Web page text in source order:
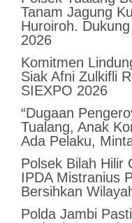
Tanam Jagung
Huroiroh.
2026
Komitmen
Siak Afni Zulkifli
SIEXPO 2026
“Dugaan
Tualang, Anak
Ada Pelaku,
Polsek Bilah Hilir
IPDA Mistranius
Bersihkan
Polda Jambi